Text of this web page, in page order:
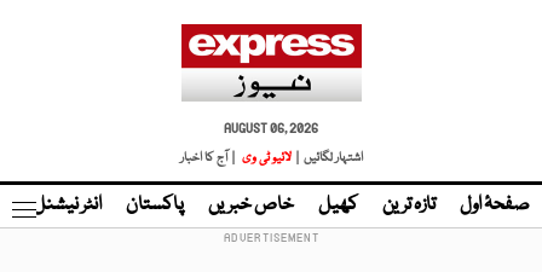
AUGUST 06, 2026
اشتہار لگائیں |
لائیو ٹی وی | آج کا اخبار
صفحۂ اول تازہ ترین کھیل خاص خبریں پاکستان انٹر نیشنل